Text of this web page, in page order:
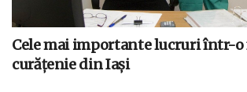
Cele mai importante lucruri într-o
curățenie din Iași